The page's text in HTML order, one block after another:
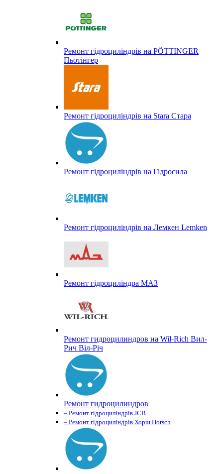
Ремонт гідроциліндрів на PÖTTINGER
Пьотінгер
Ремонт гідроциліндрів на Stara Стара
Ремонт гідроциліндрів на Гідросила
Ремонт гідроциліндрів на Лемкен Lemken
Ремонт гідроциліндра МАЗ
Ремонт гидроцилиндров на Wil-Rich Вил-
Рич Віл-Річ
Ремонт гидроцилиндров
– Ремонт гідроциліндрів JCB
– Ремонт гідроциліндрів Хорш Horsch